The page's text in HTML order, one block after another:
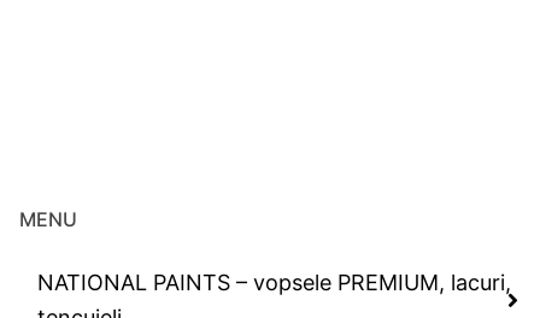
MENU
NATIONAL PAINTS – vopsele PREMIUM, lacuri,